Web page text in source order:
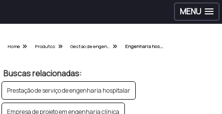
MENU
Home Produtos Gestao de engenharia hospitalar - Categoria Engenharia hospitalar sp
Buscas relacionadas:
Prestação de serviço de engenharia hospitalar
Empresa de projeto em engenharia clínica